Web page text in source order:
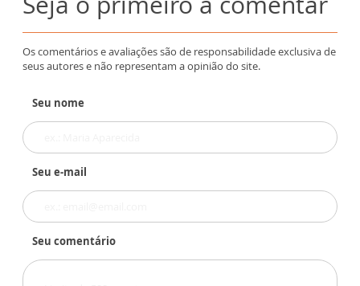
Os comentários e avaliações são de responsabilidade exclusiva de
seus autores e não representam a opinião do site.
Seu nome
Seu e-mail
Seu comentário